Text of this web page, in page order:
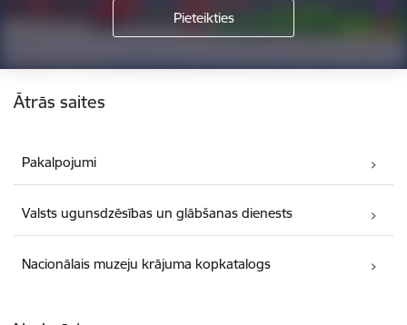
Ātrās saites
Pakalpojumi
Valsts ugunsdzēsības un glābšanas dienests
Nacionālais muzeju krājuma kopkatalogs